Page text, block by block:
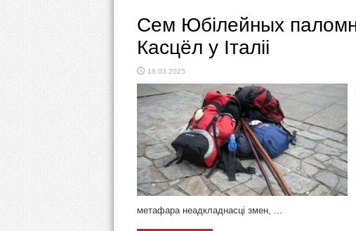
Сем Юбілейных
Касцёл у Італіі
18.03.2025
метафара неадкладнасці змен, ...